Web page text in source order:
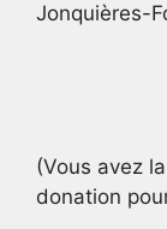
Jonquières-
(Vous avez
donation